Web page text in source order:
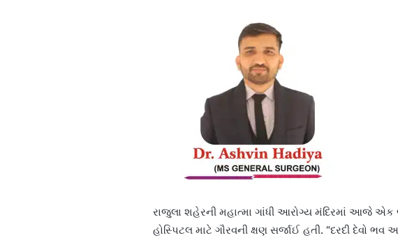
રાજુલા શહેરની મહાત્મા ગાંધી આરોગ્ય મંદિરમાં આજે
હોસ્પિટલ માટે ગૌરવની ક્ષણ સર્જાઈ હતી. “દરદી દેવો